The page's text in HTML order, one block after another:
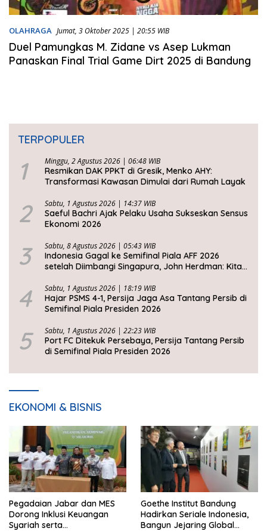
OLAHRAGA Jumat, 3 Oktober 2025 | 20:55 WIB
Duel Pamungkas M. Zidane vs Asep Lukman
Panaskan Final Trial Game Dirt 2025 di Bandung
TERPOPULER
1 Minggu, 2 Agustus 2026 | 06:48 WIB
Resmikan DAK PPKT di Gresik, Menko AHY:
Transformasi Kawasan Dimulai dari Rumah Layak
2 Sabtu, 1 Agustus 2026 | 14:37 WIB
Saeful Bachri Ajak Pelaku Usaha Sukseskan Sensus
Ekonomi 2026
3 Sabtu, 8 Agustus 2026 | 05:43 WIB
Indonesia Gagal ke Semifinal Piala AFF 2026
setelah Diimbangi Singapura, John Herdman: Kita
4 Sabtu, 1 Agustus 2026 | 18:19 WIB
Hajar PSMS 4-1, Persija Jaga Asa Tantang Persib di
Semifinal Piala Presiden 2026
5 Sabtu, 1 Agustus 2026 | 22:23 WIB
Port FC Ditekuk Persebaya, Persija Tantang Persib
di Semifinal Piala Presiden 2026
EKONOMI & BISNIS
Pegadaian Jabar dan MES
Dorong Inklusi Keuangan
Syariah serta
Goethe Institut Bandung
Hadirkan Seriale Indonesia,
Bangun Jejaring Global